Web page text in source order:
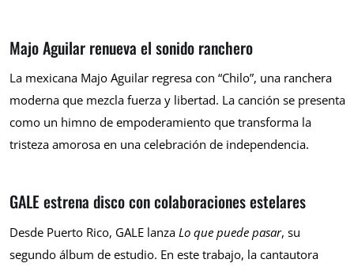
Majo Aguilar renueva el sonido ranchero
La mexicana Majo Aguilar regresa con “Chilo”, una ranchera
moderna que mezcla fuerza y libertad. La canción se presenta
como un himno de empoderamiento que transforma la
tristeza amorosa en una celebración de independencia.
GALE estrena disco con colaboraciones estelares
Desde Puerto Rico, GALE lanza Lo que puede pasar, su
segundo álbum de estudio. En este trabajo, la cantautora